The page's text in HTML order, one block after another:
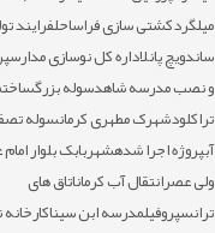
میلگردکشتی سازی فراساحلفرایند
ساندویچ پانلاداره کل نوسازی مدارس
و نصب مدرسه شاهدسوله بزرگ
تراکلودشهرک مطهری کرمانسوله
آبپروژه اجرا شدهشهربابک بلوار امام
ولی عصرانتقال آب کرماناتاق های
ترانسپروفیلمدرسه ابن سینا